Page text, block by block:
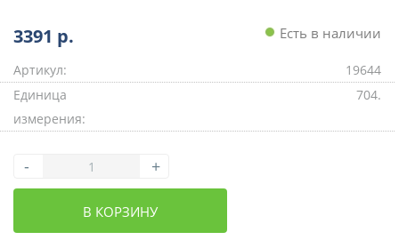
3391 р. Есть в наличии
Артикул:
19644
Единица
измерения:
704.
- +
В КОРЗИНУ